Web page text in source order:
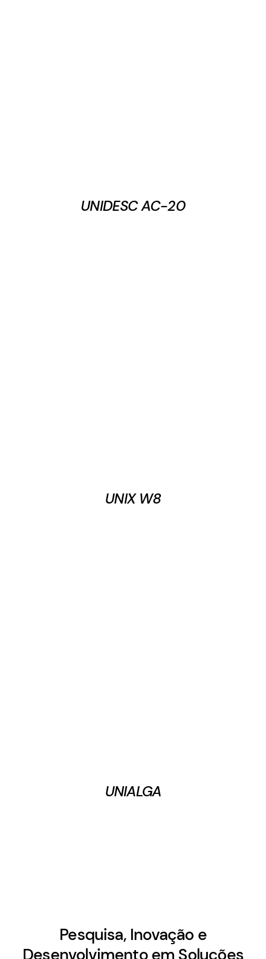
UNIDESC AC-20
UNIX W8
UNIALGA
Pesquisa, Inovação e
Desenvolvimento em Soluções